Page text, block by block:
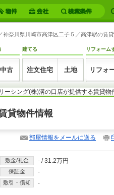
奈川県川崎市高津区二子５／高津駅の賃
中古
建てる
注文住宅 土地
リフォーム
リフォ
ーシング(株)溝の口店が提供する賃貸物
貸物件情報
部屋情報をメールに送る
敷金/礼金 - /31.2万円
保証金 -
敷引・償却 -